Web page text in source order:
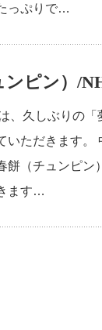
っぷりで…
ンピン）/
、久しぶりの
いただきます
餅（チュンピン
ます…